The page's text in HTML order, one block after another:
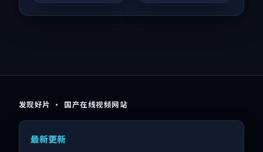
发现好片 · 国产在线视频网站
最新更新